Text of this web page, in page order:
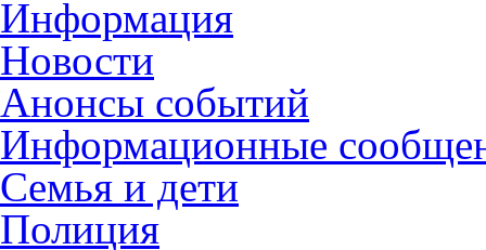
Информация
Новости
Анонсы событий
Информационные
Семья и дети
Полиция